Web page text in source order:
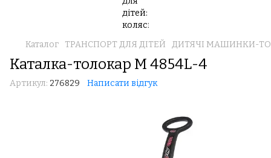
Каталог ТРАНСПОРТ ДЛЯ ДІТЕЙ ДИТЯЧІ МАШИНКИ-
Каталка-толокар M 4854L-4
Артикул: 276829 Написати відгук